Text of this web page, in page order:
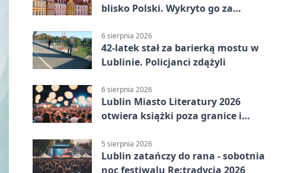
blisko Polski. Wykryto go za
6 sierpnia 2026
42-latek stał za barierką mostu w
Lublinie. Policjanci zdążyli
6 sierpnia 2026
Lublin Miasto Literatury 2026
otwiera książki poza granice i
5 sierpnia 2026
Lublin zatańczy do rana - sobotnia
noc festiwalu Re:tradycja 2026